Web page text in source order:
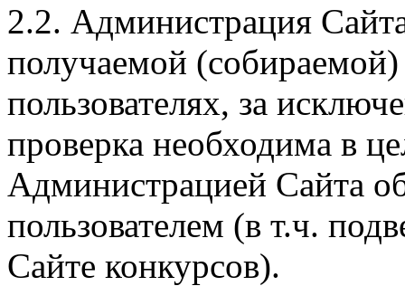
2.2. Администрация
получаемой
пользователях, за
проверка необходима в
Администрацией Сайта
пользователем (в т.ч.
Сайте конкурсов).